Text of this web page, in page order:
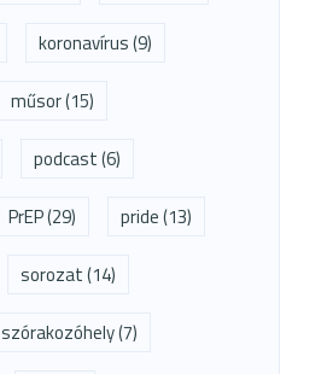
koronavírus(9)
műsor(15)
podcast(6)
PrEP(29) pride(13)
sorozat(14)
szórakozóhely(7)